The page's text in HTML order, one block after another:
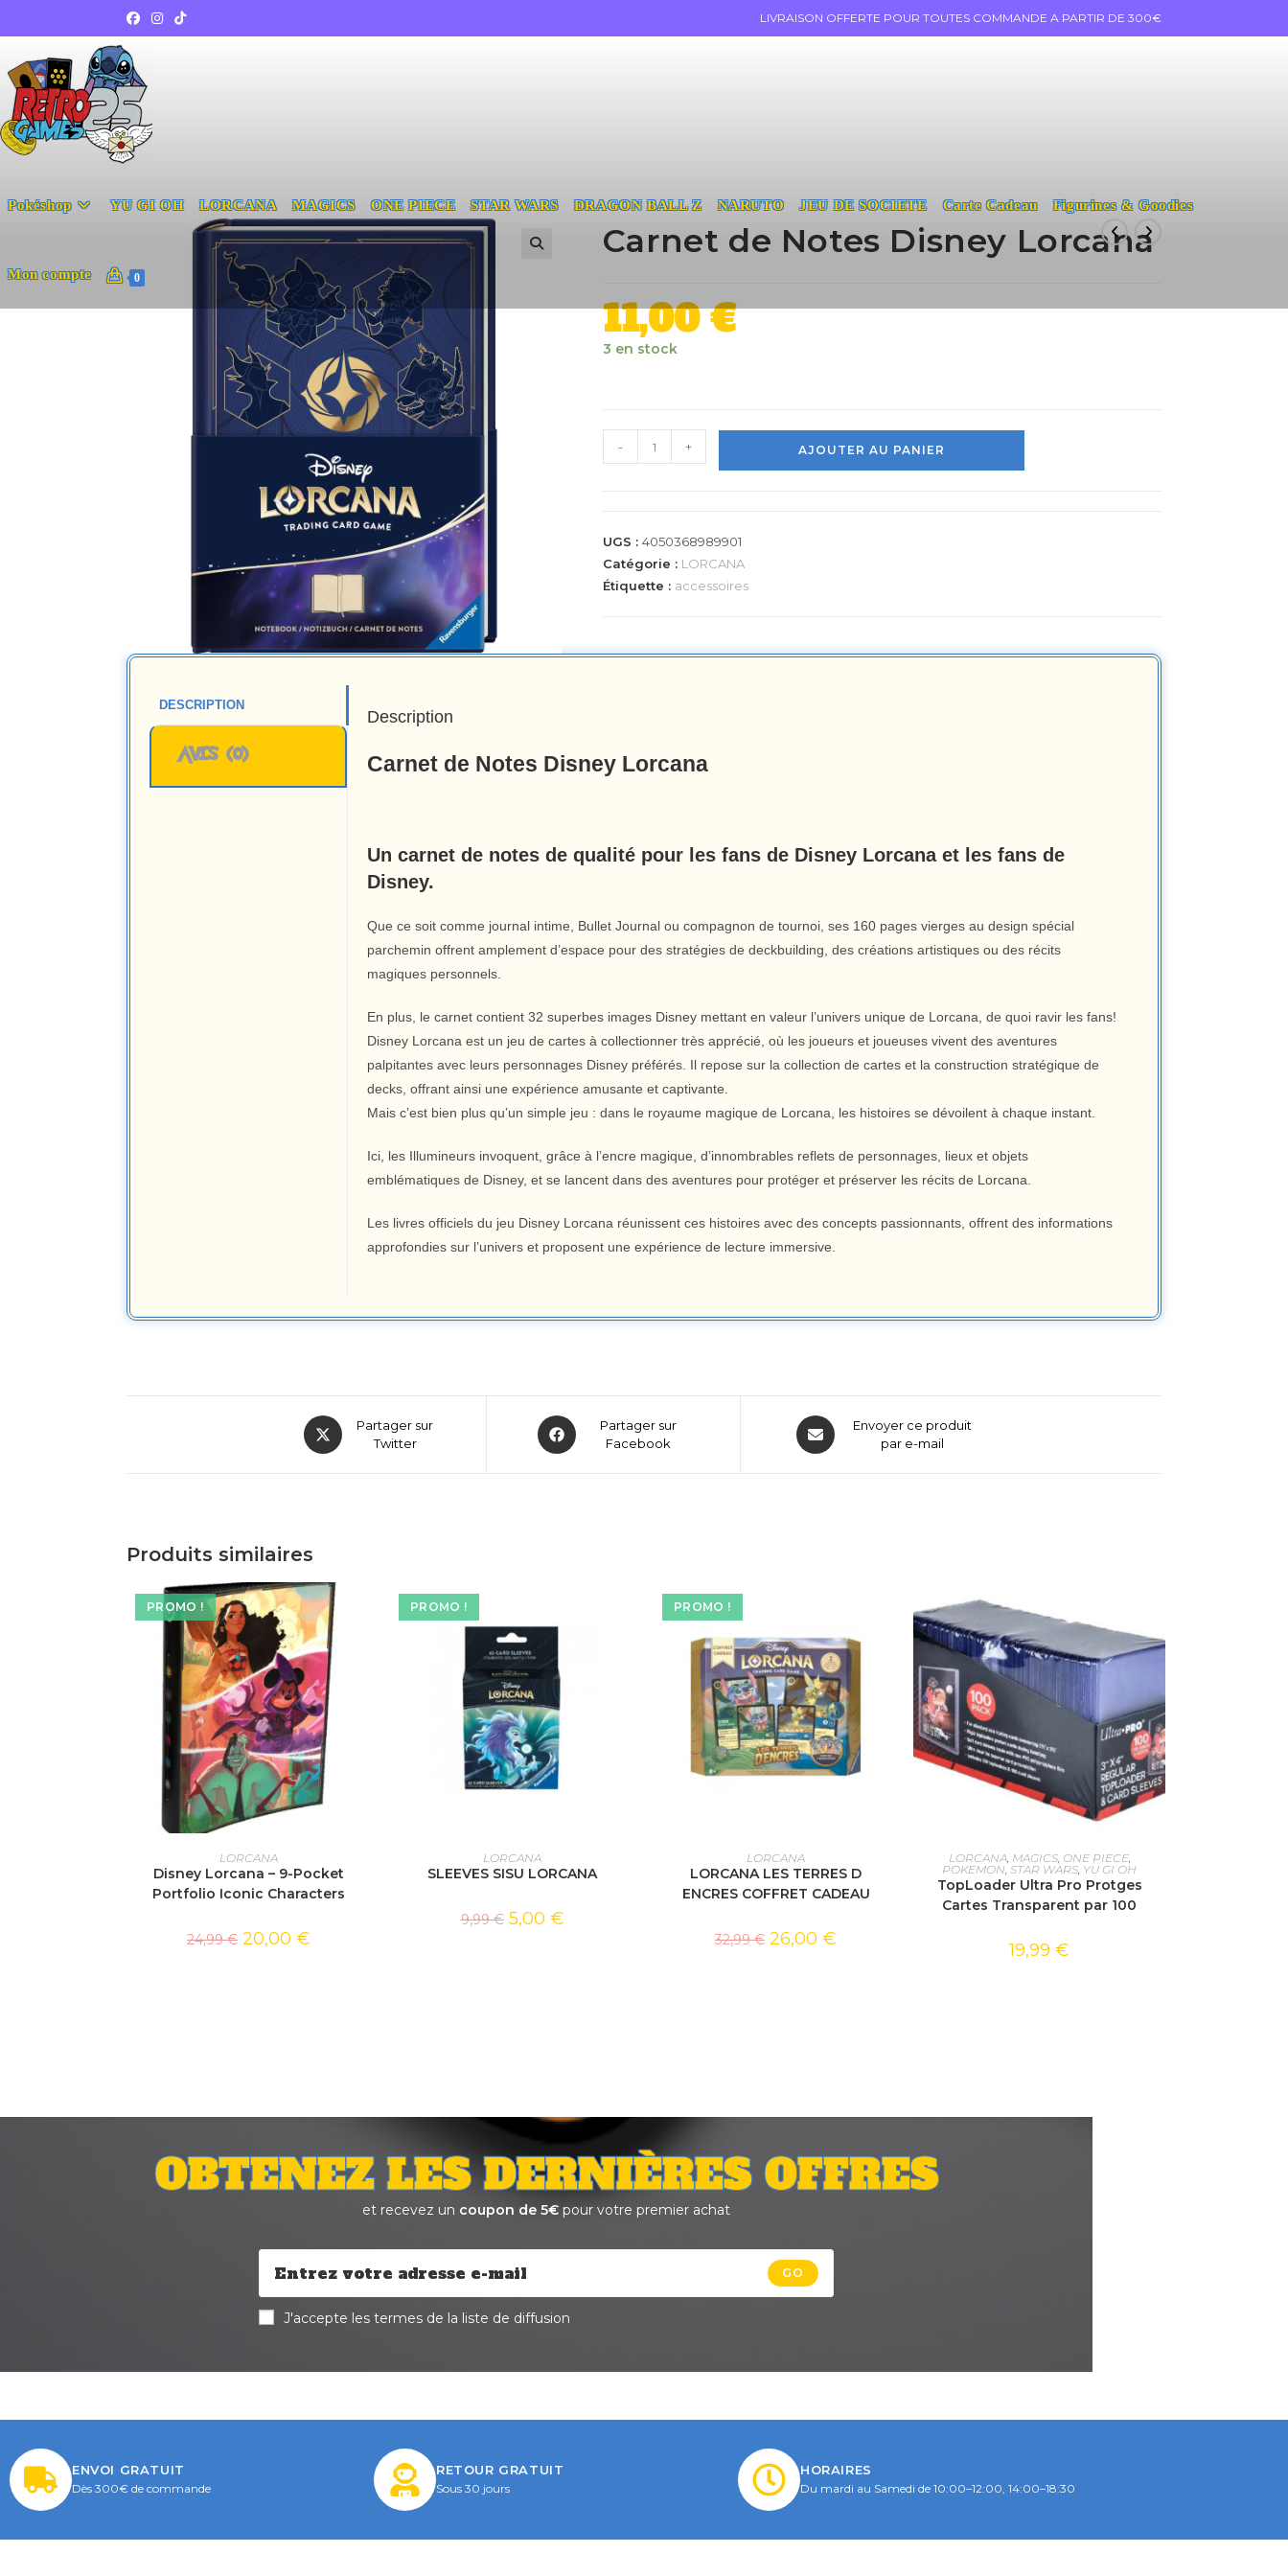
LIVRAISON OFFERTE POUR TOUTES COMMANDE A PARTIR DE 300€
Pokéshop YU GI OH LORCANA MAGICS ONE PIECE STAR WARS DRAGON BALL Z NARUTO JEU DE SOCIETE Carte Cadeau Figurines & Goodies
Mon compte 0
Carnet de Notes Disney Lorcana
11,00€
3 en stock
- + AJOUTER AU PANIER
UGS : 4050368989901
Catégorie : LORCANA
Étiquette : accessoires
DESCRIPTION
AVIS (0)
Description
Carnet de Notes Disney Lorcana
Un carnet de notes de qualité pour les fans de Disney Lorcana et les fans de
Disney.
Que ce soit comme journal intime, Bullet Journal ou compagnon de tournoi, ses 160 pages vierges au design spécial
parchemin offrent amplement d’espace pour des stratégies de deckbuilding, des créations artistiques ou des récits
magiques personnels.
En plus, le carnet contient 32 superbes images Disney mettant en valeur l’univers unique de Lorcana, de quoi ravir les fans!
Disney Lorcana est un jeu de cartes à collectionner très apprécié, où les joueurs et joueuses vivent des aventures
palpitantes avec leurs personnages Disney préférés. Il repose sur la collection de cartes et la construction stratégique de
decks, offrant ainsi une expérience amusante et captivante.
Mais c’est bien plus qu’un simple jeu : dans le royaume magique de Lorcana, les histoires se dévoilent à chaque instant.
Ici, les Illumineurs invoquent, grâce à l’encre magique, d’innombrables reflets de personnages, lieux et objets
emblématiques de Disney, et se lancent dans des aventures pour protéger et préserver les récits de Lorcana.
Les livres officiels du jeu Disney Lorcana réunissent ces histoires avec des concepts passionnants, offrent des informations
approfondies sur l’univers et proposent une expérience de lecture immersive.
Partager sur
Twitter
Partager sur
Facebook
Envoyer ce produit
par e-mail
Produits similaires
PROMO !
AJOUTER AU PANIER
LORCANA
Disney Lorcana – 9-Pocket
Portfolio Iconic Characters
24,99€ 20,00 €
PROMO !
AJOUTER AU PANIER
LORCANA
SLEEVES SISU LORCANA
9,99€ 5,00 €
PROMO !
AJOUTER AU PANIER
LORCANA
LORCANA LES TERRES D
ENCRES COFFRET CADEAU
32,99€ 26,00 €
AJOUTER AU PANIER
LORCANA, MAGICS, ONE PIECE,
POKEMON, STAR WARS, YU GI OH
TopLoader Ultra Pro Protges
Cartes Transparent par 100
19,99 €
OBTENEZ LES DERNIÈRES OFFRES
et recevez un coupon de 5€ pour votre premier achat
GO
J'accepte les termes de la liste de diffusion
ENVOI GRATUIT
Dès 300€ de commande
RETOUR GRATUIT
Sous 30 jours
HORAIRES
Du mardi au Samedi de 10:00–12:00, 14:00–18:30